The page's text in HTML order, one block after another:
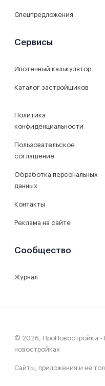
Спецпредложения
Сервисы
Ипотечный калькулятор
Каталог застройщиков
Политика
конфиденциальности
Пользовательское
соглашение
Обработка персональных
данных
Контакты
Реклама на сайте
Сообщество
Журнал
© 2026, ПроНовостройки -
новостройках
Сайты, приложения и не